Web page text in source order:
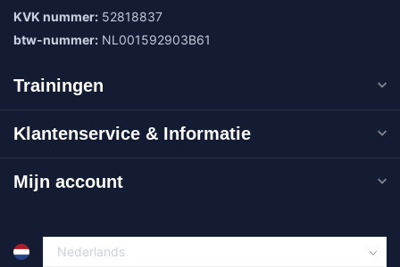
KVK nummer: 52818837
btw-nummer: NL001592903B61
Trainingen
Klantenservice & Informatie
Mijn account